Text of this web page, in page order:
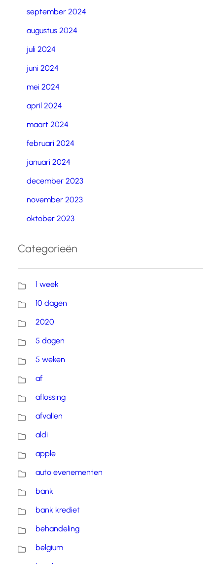
september 2024
augustus 2024
juli 2024
juni 2024
mei 2024
april 2024
maart 2024
februari 2024
januari 2024
december 2023
november 2023
oktober 2023
Categorieën
1 week
10 dagen
2020
5 dagen
5 weken
af
aflossing
afvallen
aldi
apple
auto evenementen
bank
bank krediet
behandeling
belgium